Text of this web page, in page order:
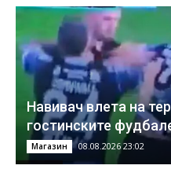
Навивач влета на
гостинските
Магазин 08.08.2026 23:02